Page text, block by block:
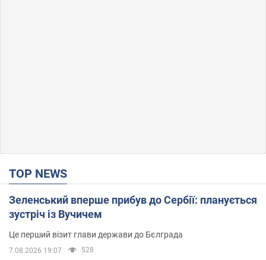
TOP NEWS
Зеленський вперше прибув до Сербії: планується
зустріч із Вучичем
Це перший візит глави держави до Бєлграда
7.08.2026 19:07 528